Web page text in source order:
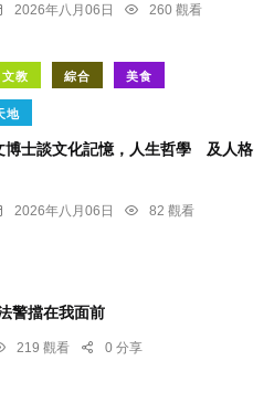
2026年八月06日
260 觀看
文教 綜合 美食
地
博士談文化記憶，人生哲學 及人格
2026年八月06日
82 觀看
警擋在我面前
219 觀看 0 分享